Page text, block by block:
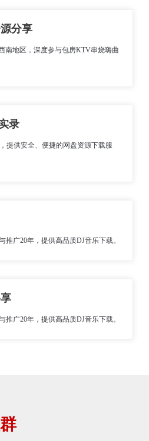
分享
南地区，深度参与包房KTV串烧嗨曲
录
提供安全、便捷的网盘资源下载服
广20年，提供高品质DJ音乐下载。
广20年，提供高品质DJ音乐下载。